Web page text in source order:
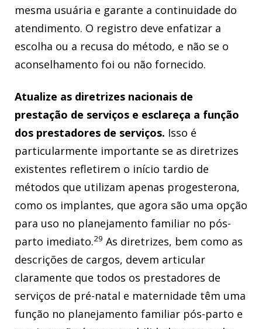
mesma usuária e garante a continuidade do
atendimento. O registro deve enfatizar a
escolha ou a recusa do método, e não se o
aconselhamento foi ou não fornecido.
Atualize as diretrizes nacionais de
prestação de serviços e esclareça a função
dos prestadores de serviços. Isso é
particularmente importante se as diretrizes
existentes refletirem o início tardio de
métodos que utilizam apenas progesterona,
como os implantes, que agora são uma opção
para uso no planejamento familiar no pós-
parto imediato.29 As diretrizes, bem como as
descrições de cargos, devem articular
claramente que todos os prestadores de
serviços de pré-natal e maternidade têm uma
função no planejamento familiar pós-parto e